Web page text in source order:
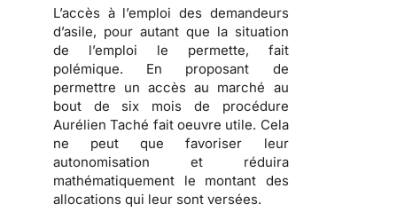
L’accès à l’emploi des demandeurs
d’asile, pour autant que la situation
de l’emploi le permette, fait
polémique. En proposant de
permettre un accès au marché au
bout de six mois de procédure
Aurélien Taché fait oeuvre utile. Cela
ne peut que favoriser leur
autonomisation et réduira
mathématiquement le montant des
allocations qui leur sont versées.